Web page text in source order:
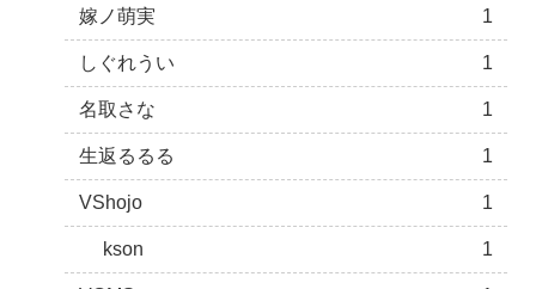
嫁ノ萌実 1
しぐれうい 1
名取さな 1
生返るるる 1
VShojo 1
kson 1